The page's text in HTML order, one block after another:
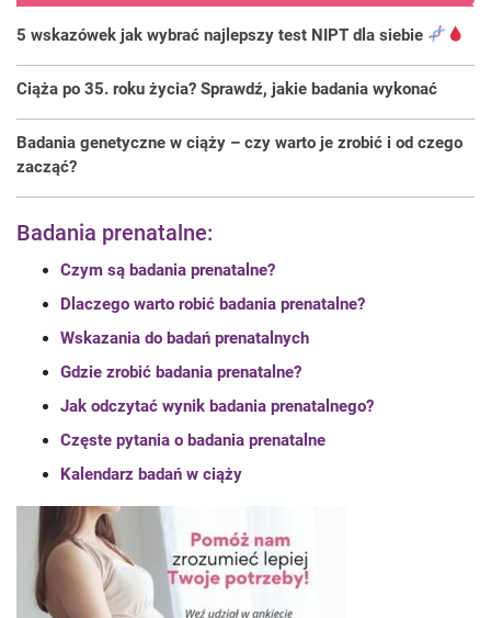
5 wskazówek jak wybrać najlepszy test NIPT dla siebie
Ciąża po 35. roku życia? Sprawdź, jakie badania wykonać
Badania genetyczne w ciąży – czy warto je zrobić i od czego
zacząć?
Badania prenatalne:
Czym są badania prenatalne?
Dlaczego warto robić badania prenatalne?
Wskazania do badań prenatalnych
Gdzie zrobić badania prenatalne?
Jak odczytać wynik badania prenatalnego?
Częste pytania o badania prenatalne
Kalendarz badań w ciąży